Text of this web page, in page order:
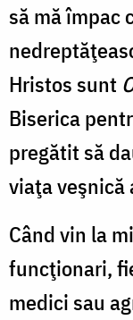
să mă împac
Hristos sunt
Biserica
pregătit să
viaţa veşnică
Când vin la
funcţionari,
medici sau